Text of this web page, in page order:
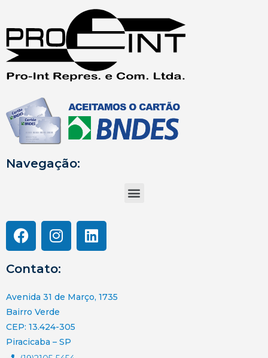
Navegação:
Contato:
Avenida 31 de Março, 1735
Bairro Verde
CEP: 13.424-305
Piracicaba – SP